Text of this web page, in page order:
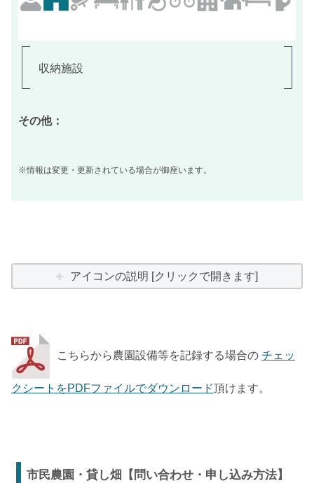
収納施設
その他：
※情報は変更・更新されている場合が御座います。
アイコンの説明 [クリックで開きます]
こちらから農園設備等を記録する場合の チェッ
クシートをPDFファイルでダウンロード頂けます。
市民農園・貸し畑【問い合わせ・申し込み方法】